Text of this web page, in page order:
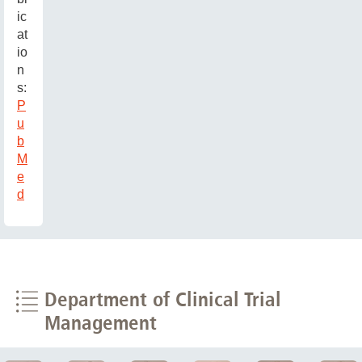
ic
at
io
n
s:
P
u
b
M
e
d
Department of Clinical Trial
Management